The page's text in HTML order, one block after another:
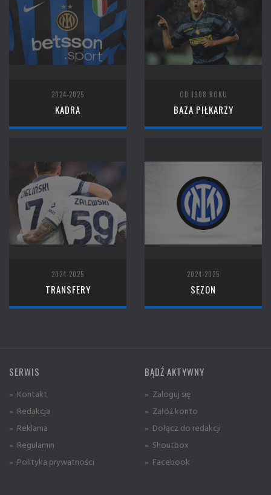
2024-2025
KADRA
OD 1908 ROKU
BAZA PIŁKARZY
2024-2025
TRANSFERY
2024-2025
SEZON
SERWIS
» Kontakt
» Redakcja
» Reklama
» Regulamin
» Polityka prywatności
BĄDŹ AKTYWNY
» Zaloguj się
» Załóż konto
» Dołącz do redakcji
» Shoutbox
» Facebook